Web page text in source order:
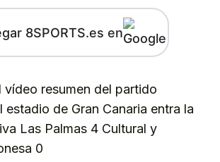
8SPORTS.es en
vídeo resumen del partido
estadio de Gran Canaria entra la
Las Palmas 4 Cultural y
0